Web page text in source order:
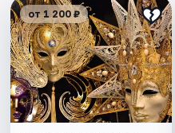
от 1 200 ₽